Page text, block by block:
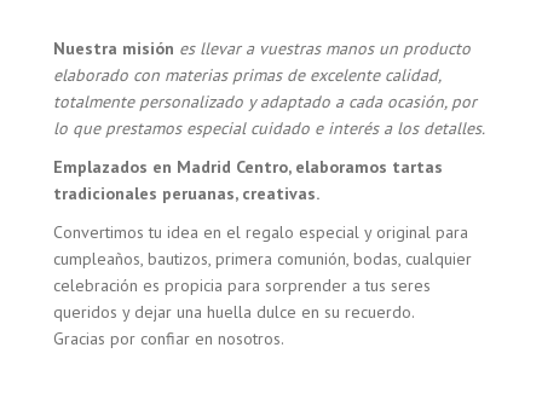
Nuestra misión es llevar a vuestras manos un producto
elaborado con materias primas de excelente calidad,
totalmente personalizado y adaptado a cada ocasión, por
lo que prestamos especial cuidado e interés a los detalles.
Emplazados en Madrid Centro, elaboramos tartas
tradicionales peruanas, creativas.
Convertimos tu idea en el regalo especial y original para
cumpleaños, bautizos, primera comunión, bodas, cualquier
celebración es propicia para sorprender a tus seres
queridos y dejar una huella dulce en su recuerdo.
Gracias por confiar en nosotros.